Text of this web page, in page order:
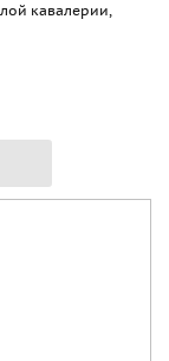
кавалерии,